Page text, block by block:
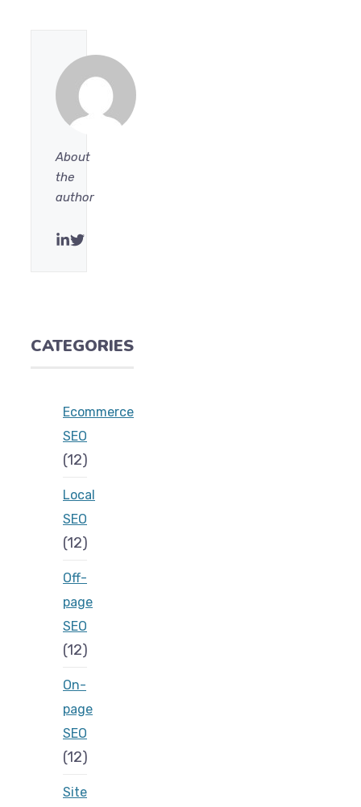
About
the
author
CATEGORIES
Ecommerce
SEO
(12)
Local
SEO
(12)
Off-
page
SEO
(12)
On-
page
SEO
(12)
Site